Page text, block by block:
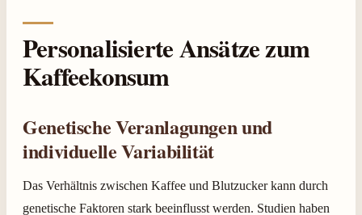
Personalisierte Ansätze zum
Kaffeekonsum
Genetische Veranlagungen und
individuelle Variabilität
Das Verhältnis zwischen Kaffee und Blutzucker kann durch
genetische Faktoren stark beeinflusst werden. Studien haben